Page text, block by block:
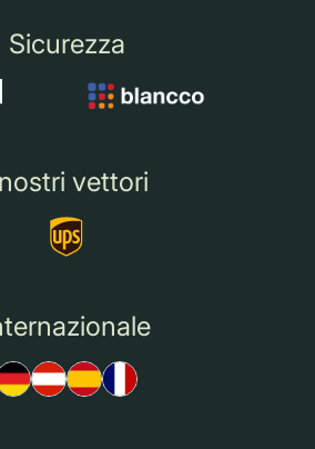
Sicurezza
vettori